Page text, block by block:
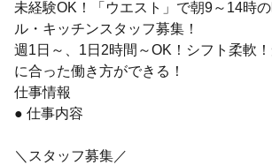
未経験OK！「ウエスト」で朝9～14時
ル・キッチンスタッフ募集！
週1日～、1日2時間～OK！シフト柔軟
に合った働き方ができる！
仕事情報
● 仕事内容
＼スタッフ募集／